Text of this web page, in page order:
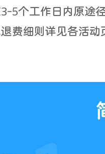
5个工作日内原途
费细则详见各活动